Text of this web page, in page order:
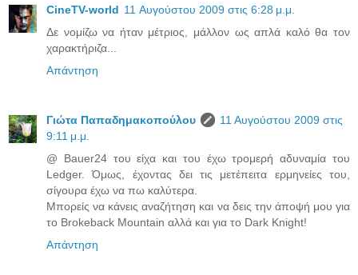
CineTV-world 11 Αυγούστου 2009 στις 6:28 μ.μ.
Δε νομίζω να ήταν μέτριος, μάλλον ως απλά καλό θα τον
χαρακτήριζα...
Απάντηση
Γιώτα Παπαδημακοπούλου
11 Αυγούστου 2009 στις
9:11 μ.μ.
@ Bauer24 του είχα και του έχω τρομερή αδυναμία του
Ledger. Όμως, έχοντας δει τις μετέπειτα ερμηνείες του,
σίγουρα έχω να πω καλύτερα.
Μπορείς να κάνεις αναζήτηση και να δεις την άποψή μου για
το Brokeback Mountain αλλά και για το Dark Knight!
Απάντηση